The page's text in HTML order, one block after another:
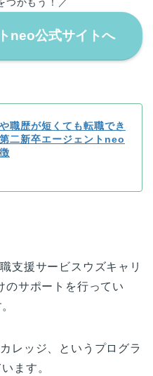
neo公式サイトへ
職歴が短くても転職でき
二新卒エージェントneo
支援サービスウズキャリ
のサポートを行ってい
レッジ、というプログラ
ます。